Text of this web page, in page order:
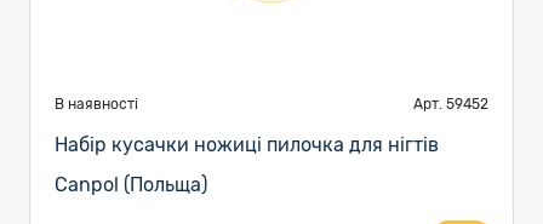
В наявності Арт. 59452
Набір кусачки ножиці пилочка для нігтів
Canpol (Польща)